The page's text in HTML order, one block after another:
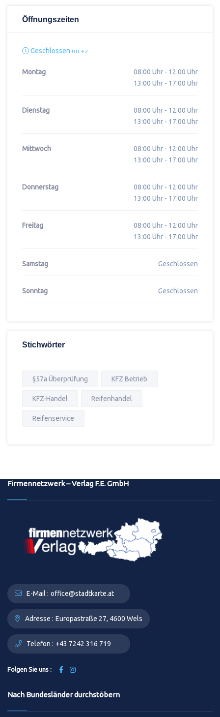
Öffnungszeiten
Geschlossen UTC + 2
Montag
08:00 Uhr - 12:00 Uhr
13:00 Uhr - 17:00 Uhr
Dienstag
08:00 Uhr - 12:00 Uhr
13:00 Uhr - 17:00 Uhr
Mittwoch
08:00 Uhr - 12:00 Uhr
13:00 Uhr - 17:00 Uhr
Donnerstag
08:00 Uhr - 12:00 Uhr
13:00 Uhr - 17:00 Uhr
Freitag
08:00 Uhr - 12:00 Uhr
13:00 Uhr - 17:00 Uhr
Samstag Geschlossen
Sonntag Geschlossen
Stichwörter
§57a Überprüfung KFZ Betrieb
KFZ-Handel Reifenhandel
Reifenservice
Firmennetzwerk – Verlag F.E. GmbH
E-Mail : office@stadtkarte.at
Adresse : Europastraße 27, 4600 Wels
Telefon : +43 7242 316 719
Folgen Sie uns :
Nach Bundesländer durchstöbern